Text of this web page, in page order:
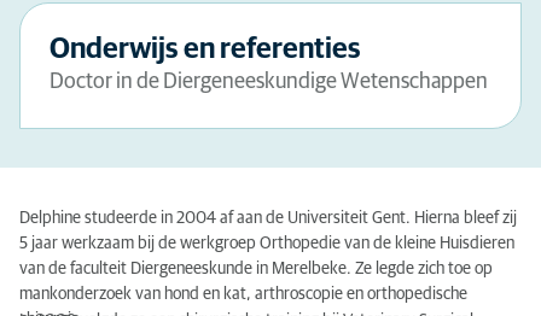
Onderwijs en referenties
Doctor in de Diergeneeskundige Wetenschappen
Delphine studeerde in 2004 af aan de Universiteit Gent. Hierna bleef zij
5 jaar werkzaam bij de werkgroep Orthopedie van de kleine Huisdieren
van de faculteit Diergeneeskunde in Merelbeke. Ze legde zich toe op
mankonderzoek van hond en kat, arthroscopie en orthopedische